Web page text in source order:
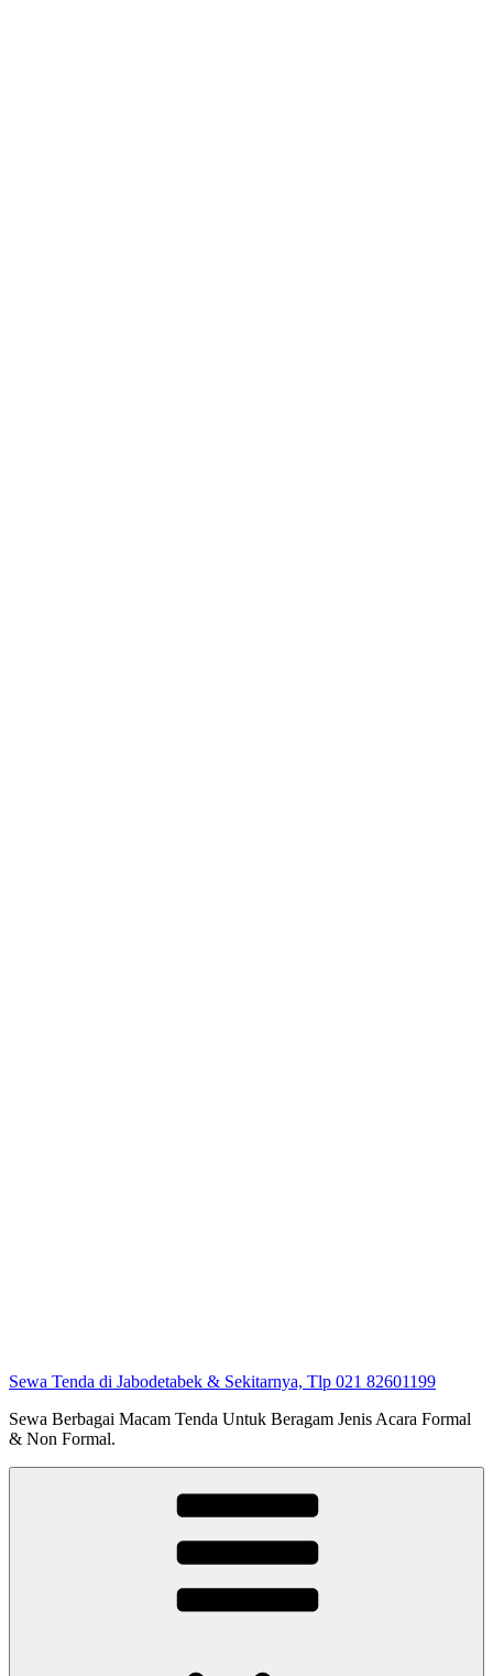
Sewa Tenda di Jabodetabek & Sekitarnya, Tlp 021 82601199
Sewa Berbagai Macam Tenda Untuk Beragam Jenis Acara Formal
& Non Formal.